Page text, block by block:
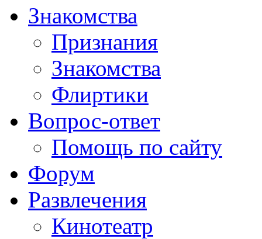
Знакомства
Признания
Знакомства
Флиртики
Вопрос-ответ
Помощь по сайту
Форум
Развлечения
Кинотеатр